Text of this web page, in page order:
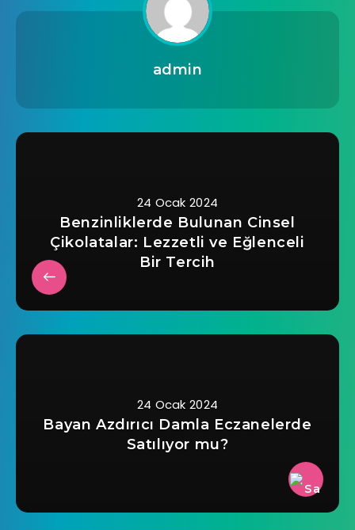
admin
24 Ocak 2024
Benzinliklerde Bulunan Cinsel
Çikolatalar: Lezzetli ve Eğlenceli
Bir Tercih
24 Ocak 2024
Bayan Azdırıcı Damla Eczanelerde
Satılıyor mu?